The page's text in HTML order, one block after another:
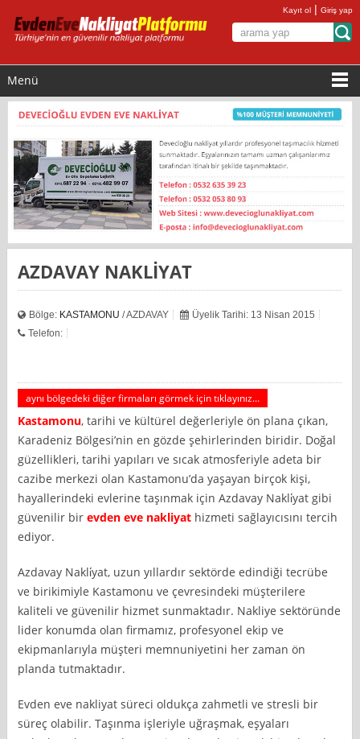
Kayıt ol |Giriş yap
Menü
AZDAVAY NAKLİYAT
Bölge: KASTAMONU / AZDAVAY
Üyelik Tarihi: 13 Nisan 2015
Telefon:
aynı bölgedeki diğer firmaları görmek için tıklayınız...
Kastamonu, tarihi ve kültürel değerleriyle ön plana çıkan,
Karadeniz Bölgesi’nin en gözde şehirlerinden biridir. Doğal
güzellikleri, tarihi yapıları ve sıcak atmosferiyle adeta bir
cazibe merkezi olan Kastamonu’da yaşayan birçok kişi,
hayallerindeki evlerine taşınmak için Azdavay Nakli̇yat gibi
güvenilir birevden eve nakliyat hizmeti sağlayıcısını tercih
ediyor.
Azdavay Nakli̇yat, uzun yıllardır sektörde edindiği tecrübe
ve birikimiyle Kastamonu ve çevresindeki müşterilere
kaliteli ve güvenilir hizmet sunmaktadır. Nakliye sektöründe
lider konumda olan firmamız, profesyonel ekip ve
ekipmanlarıyla müşteri memnuniyetini her zaman ön
planda tutmaktadır.
Evden eve nakliyat süreci oldukça zahmetli ve stresli bir
süreç olabilir. Taşınma işleriyle uğraşmak, eşyaları